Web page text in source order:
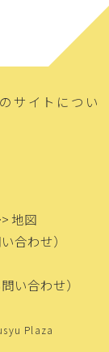
サイトについ
地図
合わせ）
い合わせ）
Plaza